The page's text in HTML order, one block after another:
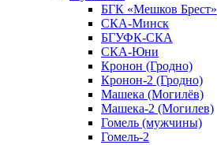
БГК «Мешков Брест»
СКА-Минск
БГУФК-СКА
СКА-Юни
Кронон (Гродно)
Кронон-2 (Гродно)
Машека (Могилёв)
Машека-2 (Могилев)
Гомель (мужчины)
Гомель-2